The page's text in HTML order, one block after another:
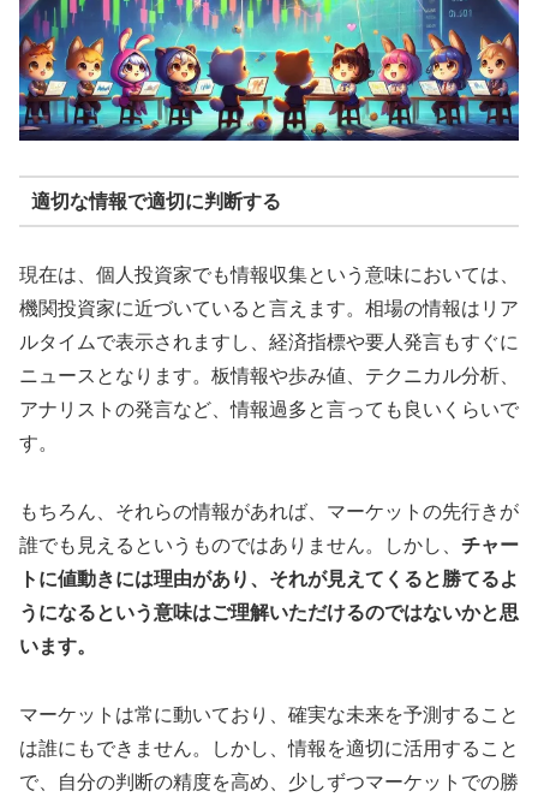
適切な情報で適切に判断する
現在は、個人投資家でも情報収集という意味においては、
機関投資家に近づいていると言えます。相場の情報はリア
ルタイムで表示されますし、経済指標や要人発言もすぐに
ニュースとなります。板情報や歩み値、テクニカル分析、
アナリストの発言など、情報過多と言っても良いくらいで
す。
もちろん、それらの情報があれば、マーケットの先行きが
誰でも見えるというものではありません。しかし、 チャー
トに値動きには理由があり、それが見えてくると勝てるよ
うになるという意味はご理解いただけるのではないかと思
います。
マーケットは常に動いており、確実な未来を予測すること
は誰にもできません。しかし、情報を適切に活用すること
で、自分の判断の精度を高め、少しずつマーケットでの勝